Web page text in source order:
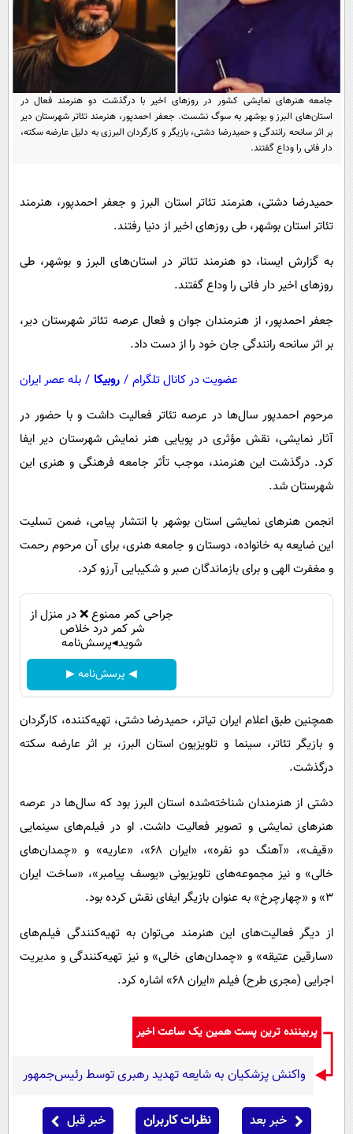
محیط زیست
سفر و تفریح
اخبار کریپتو
قرآن
گوناگون
سرگرمی
باشگاه مغز
مجله تصویری سلاح
فیلم
ورزش
فناوری
گوناگون
حوادث
محیط زیست
سلامت
فرهنگی
بین الملل
اجتماعی
حیات وحش
سیاست خارجی
عصر ایران 2
خواندنی ها و دیدنی ها
روانشناسی
آشپزی
دانلود
آموزش زبان
جامعه هنرهای نمایشی کشور در روزهای اخیر با درگذشت دو هنرمند فعال در
استان‌های البرز و بوشهر به سوگ نشست. جعفر احمدپور، هنرمند تئاتر شهرستان دیر
بر اثر سانحه رانندگی و حمیدرضا دشتی، بازیگر و کارگردان البرزی به دلیل عارضه سکته،
دار فانی را وداع گفتند.
حمیدرضا دشتی، هنرمند تئاتر استان البرز و جعفر احمدپور، هنرمند
تئاتر استان بوشهر، طی روزهای اخیر از دنیا رفتند.
به گزارش ایسنا، دو هنرمند تئاتر در استان‌های البرز و بوشهر، طی
روزهای اخیر دار فانی را وداع گفتند.
جعفر احمدپور، از هنرمندان جوان و فعال عرصه تئاتر شهرستان دیر،
بر اثر سانحه رانندگی جان خود را از دست داد.
عضویت در کانال تلگرام / روبیکا / بله عصر ایران
مرحوم احمدپور سال‌ها در عرصه تئاتر فعالیت داشت و با حضور در
آثار نمایشی، نقش مؤثری در پویایی هنر نمایش شهرستان دیر ایفا
کرد. درگذشت این هنرمند، موجب تأثر جامعه فرهنگی و هنری این
شهرستان شد.
انجمن هنرهای نمایشی استان بوشهر با انتشار پیامی، ضمن تسلیت
این ضایعه به خانواده، دوستان و جامعه هنری، برای آن مرحوم رحمت
و مغفرت الهی و برای بازماندگان صبر و شکیبایی آرزو کرد.
جراحی کمر ممنوع ❌ در منزل از
شر کمر درد خلاص
شوید◂پرسش‌نامه
◀ پرسش‌نامه ▶
همچنین طبق اعلام ایران تیاتر، حمیدرضا دشتی، تهیه‌کننده، کارگردان
و بازیگر تئاتر، سینما و تلویزیون استان البرز، بر اثر عارضه سکته
درگذشت.
دشتی از هنرمندان شناخته‌شده استان البرز بود که سال‌ها در عرصه
هنرهای نمایشی و تصویر فعالیت داشت. او در فیلم‌های سینمایی
«قیف»، «آهنگ دو نفره»، «ایران ۶۸»، «عاریه» و «چمدان‌های
خالی» و نیز مجموعه‌های تلویزیونی «یوسف پیامبر»، «ساخت ایران
۳» و «چهارچرخ» به عنوان بازیگر ایفای نقش کرده بود.
از دیگر فعالیت‌های این هنرمند می‌توان به تهیه‌کنندگی فیلم‌های
«سارقین عتیقه» و «چمدان‌های خالی» و نیز تهیه‌کنندگی و مدیریت
اجرایی (مجری طرح) فیلم «ایران ۶۸» اشاره کرد.
پربیننده ترین پست همین یک ساعت اخیر
واکنش پزشکیان به شایعه تهدید رهبری توسط رئیس‌جمهور
خبر بعد نظرات کاربران خبر قبل